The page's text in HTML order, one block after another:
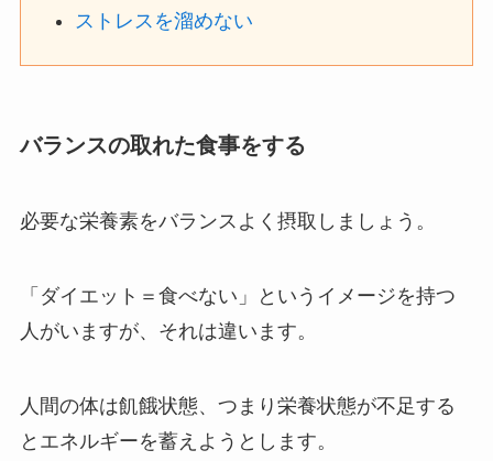
ストレスを溜めない
バランスの取れた食事をする
必要な栄養素をバランスよく摂取しましょう。
「ダイエット＝食べない」というイメージを持つ
人がいますが、それは違います。
人間の体は飢餓状態、つまり栄養状態が不足する
とエネルギーを蓄えようとします。